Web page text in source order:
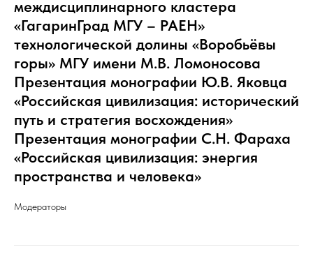
междисциплинарного кластера
«ГагаринГрад МГУ – РАЕН»
технологической долины «Воробьёвы
горы» МГУ имени М.В. Ломоносова
Презентация монографии Ю.В. Яковца
«Российская цивилизация: исторический
путь и стратегия восхождения»
Презентация монографии С.Н. Фараха
«Российская цивилизация: энергия
пространства и человека»
Модераторы